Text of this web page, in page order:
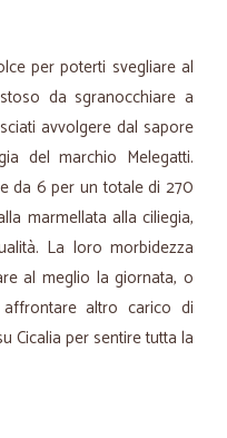
per poterti svegliare al
da sgranocchiare a
avvolgere dal sapore
del marchio Melegatti.
da 6 per un totale di 270
marmellata alla ciliegia,
La loro morbidezza
al meglio la giornata, o
altro carico di
Cicalia per sentire tutta la